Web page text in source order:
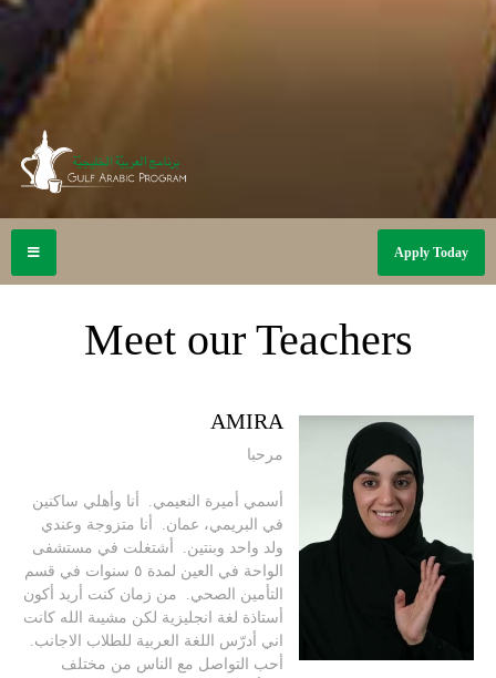
Apply Today
Meet our Teachers
AMIRA
مرحبا
في البريمي، عمان. أنا متزوجة وعندي
ولد واحد وبنتين. أشتغلت في مستشفى
الواحة في العين لمدة ٥ سنوات في قسم
التأمين الصحي. من زمان كنت أريد أكون
أستاذة لغة انجليزية لكن مشيىة الله كانت
اني أدرّس اللغة العربية للطلاب الاجانب.
أحب التواصل مع الناس من مختلف